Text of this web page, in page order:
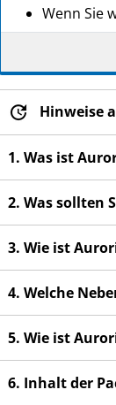
Wenn Sie
Dieses
Wenn Sie
Abschnitt
Hinweise
1. Was ist
2. Was sollten
3. Wie ist
4. Welche
5. Wie ist
6. Inhalt der